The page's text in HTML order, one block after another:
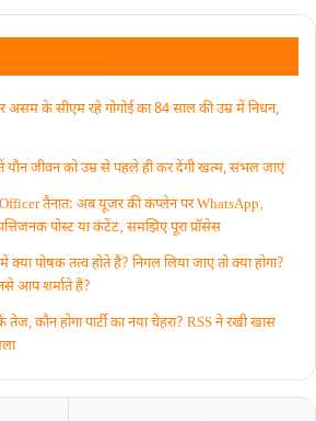
असम के सीएम रहे गोगोई का 84 साल की उम्र में निधन,
जीवन को उम्र से पहले ही कर देंगी खत्म, संभल जाएं
तैनात: अब यूजर की कंप्लेन पर WhatsApp‚
पोस्ट या कंटेंट‚ समझिए पूरा प्रॉसेस
क्या पोषक तत्व होते हैं? निगल लिया जाए तो क्या होगा?
आप शर्माते हैं?
कौन होगा पार्टी का नया चेहरा? RSS ने रखी खास